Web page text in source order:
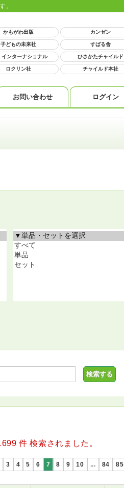
。
かもがわ出版 カンゼン
子どもの未来社 すばる舎
インターナショナル ひさかたチャイルド
ロクリン社 チャイルド本社
お問い合わせ ログイン
件 検索されました。
3 4 5 6 7 8 9 10 ... 84 85